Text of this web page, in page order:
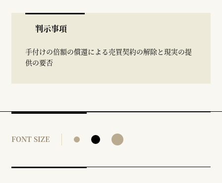
判示事項
手付けの倍額の償還による売買契約の解除と現実の提
供の要否
FONT SIZE